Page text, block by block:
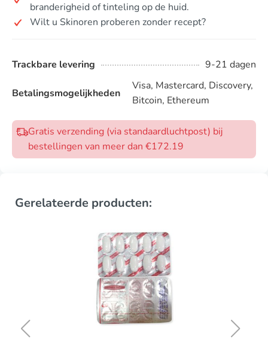
branderigheid of tinteling op de huid.
Wilt u Skinoren proberen zonder recept?
Trackbare levering 9-21 dagen
Betalingsmogelijkheden
Visa, Mastercard, Discovery,
Bitcoin, Ethereum
Gratis verzending (via standaardluchtpost) bij
bestellingen van meer dan €172.19
Gerelateerde producten: